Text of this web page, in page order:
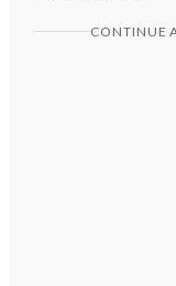
CONTINUE